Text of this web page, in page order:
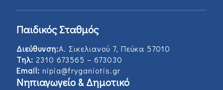
Παιδικός Σταθμός
Διεύθυνση:Α. Σικελιανού 7, Πεύκα 57010
Τηλ: 2310 673565 – 673030
Email: nipia@fryganiotis.gr
Νηπιαγωγείο & Δημοτικό